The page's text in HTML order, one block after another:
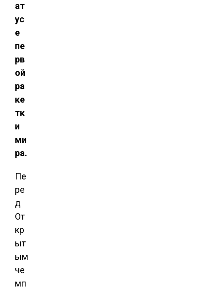
ат
ус
е
пе
рв
ой
ра
ке
тк
и
ми
ра.
Пе
ре
д
От
кр
ыт
ым
че
мп